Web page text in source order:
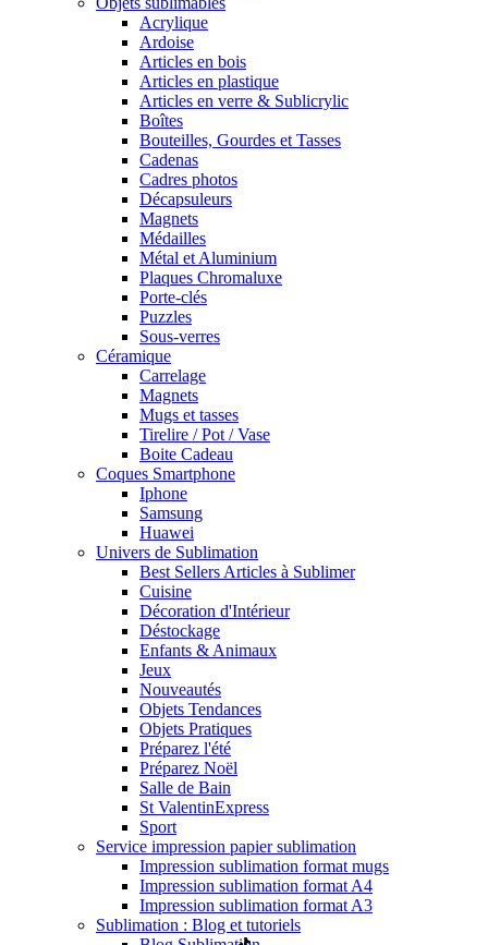
Acrylique
Ardoise
Articles en bois
Articles en plastique
Articles en verre & Sublicrylic
Boîtes
Bouteilles, Gourdes et Tasses
Cadenas
Cadres photos
Décapsuleurs
Magnets
Médailles
Métal et Aluminium
Plaques Chromaluxe
Porte-clés
Puzzles
Sous-verres
Céramique
Carrelage
Magnets
Mugs et tasses
Tirelire / Pot / Vase
Boite Cadeau
Coques Smartphone
Iphone
Samsung
Huawei
Univers de Sublimation
Best Sellers Articles à Sublimer
Cuisine
Décoration d'Intérieur
Déstockage
Enfants & Animaux
Jeux
Nouveautés
Objets Tendances
Objets Pratiques
Préparez l'été
Préparez Noël
Salle de Bain
St ValentinExpress
Sport
Service impression papier sublimation
Impression sublimation format mugs
Impression sublimation format A4
Impression sublimation format A3
Sublimation : Blog et tutoriels